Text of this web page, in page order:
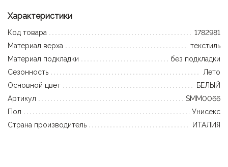
Характеристики
Код товара
1782981
Материал верха
текстиль
Материал подкладки
без подкладки
Сезонность
Лето
Основной цвет
БЕЛЫЙ
Артикул
SMM0066
Пол
Унисекс
Страна производитель
ИТАЛИЯ